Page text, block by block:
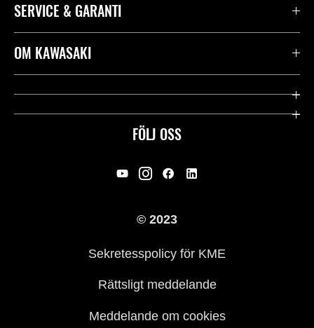
FÖLJ OSS
SERVICE & GARANTI
Kontakta oss
Användbara länkar
Rättsligt & Sekretess
OM KAWASAKI
Företag
© 2023
Sekretesspolicy för KME
Rättsligt meddelande
Meddelande om cookies